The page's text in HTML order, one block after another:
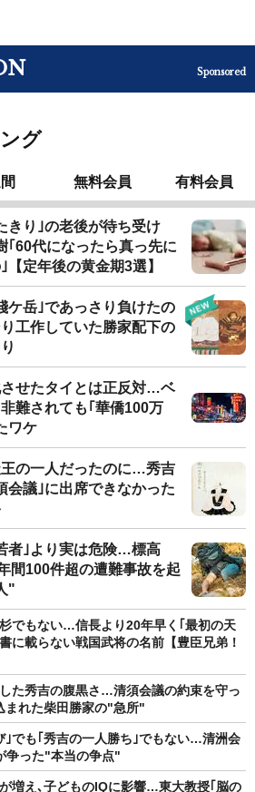
Sponsored
グ
無料会員 有料会員
り｣の老後が待ち受け
60代になったら真っ先に
【定年後の黄金期3選】
ケ岳｣であっさり負けたの
工作していた勝家配下の
せたタイとは正反対…ベ
難されても｢華僑100万
ワケ
の一人だったのに…秀吉
会議｣に出席できなかった
者｣より実は危険…標高
間100件超の遭難事故を起
"
でもない…信長より20年早く｢最初の天
に載らない戦国武将の名前【豊臣兄弟！
した秀吉の腹黒さ…清須会議の約束を守っ
まれた柴田勝家の"急所"
｣でも｢秀吉の一人勝ち｣でもない…清洲会
争った"本当の争点"
増え､子どものIQに影響…東大教授｢脳の